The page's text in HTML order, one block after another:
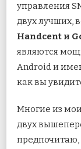
управления
двух лучших,
Handcent и
являются
Android и
как вы
Многие из
двух
предпочитаю,